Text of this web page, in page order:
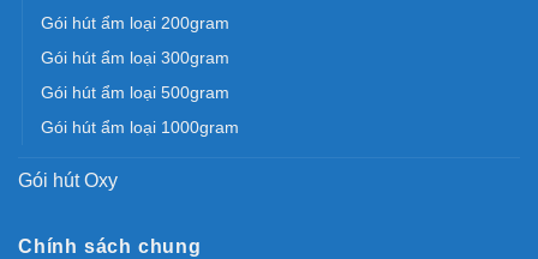
Gói hút ẩm loại 200gram
Gói hút ẩm loại 300gram
Gói hút ẩm loại 500gram
Gói hút ẩm loại 1000gram
Gói hút Oxy
Chính sách chung